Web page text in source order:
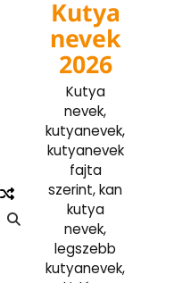
content
Kutya
nevek
2026
Kutya
nevek,
kutyanevek,
kutyanevek
fajta
szerint, kan
kutya
nevek,
legszebb
kutyanevek,